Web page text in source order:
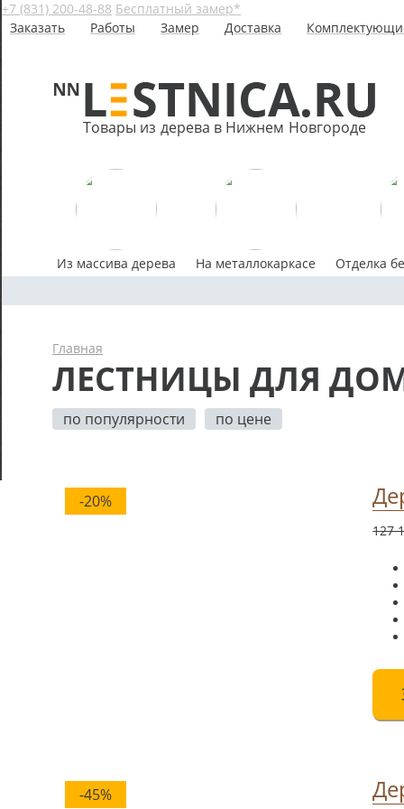
+7 (831) 200-48-88 Бесплатный замер*
Товары из дерева в Нижнем Новгороде
Заказать Работы Замер Доставка
Из массива дерева На металлокаркасе Отделка
Главная
ЛЕСТНИЦЫ ДЛЯ
по популярности по цене
-20%
127
-45%